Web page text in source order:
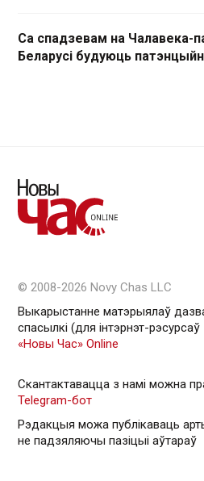
Са спадзевам на Чалавека-
Беларусі будуюць
© 2008-2026 Novy Chas LLC
Выкарыстанне матэрыялаў
спасылкі (для інтэрнэт-
«Новы Час» Online
Скантактавацца з намі можна
Telegram-бот
Рэдакцыя можа публікаваць
не падзяляючы пазіцыі аўтараў